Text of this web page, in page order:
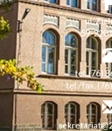
ul.
59-220
tel. (76)
tel./fax.